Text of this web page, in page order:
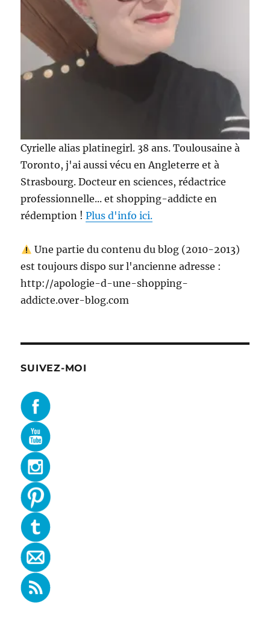
Cyrielle alias platinegirl. 38 ans. Toulousaine à
Toronto, j'ai aussi vécu en Angleterre et à
Strasbourg. Docteur en sciences, rédactrice
professionnelle... et shopping-addicte en
rédemption !Plus d'info ici.
Une partie du contenu du blog (2010-2013)
est toujours dispo sur l'ancienne adresse :
http://apologie-d-une-shopping-
addicte.over-blog.com
SUIVEZ-MOI